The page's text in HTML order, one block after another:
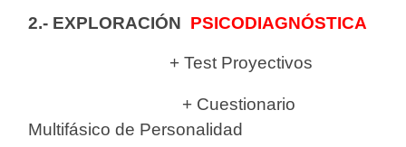
2.- EXPLORACIÓN PSICODIAGNÓSTICA
+ Test Proyectivos
+ Cuestionario
Multifásico de Personalidad